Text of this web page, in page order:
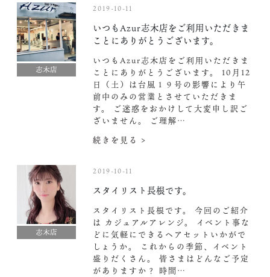
志木店
2019-10-11
いつもAzur志木店をご利用いただきま
ことにありがとうございます。
いつもAzur志木店をご利用いただきま
ことにありがとうございます。 10月12
日（土）は台風１９号の影響により午
前中のみの営業とさせていただきま
す。 ご迷惑をおかけして大変申し訳ご
ざいません。 ご理解…
続きを見る >
志木店
2019-10-11
スタイリスト長根です。
スタイリスト長根です。 今回のご紹介
は カジュアルアレンジ。 イベント事な
どに気軽にできるヘアセットいかがで
しょうか。 これからの季節、イベント
盛りだくさん。 皆さまはどんなご予定
がありますか？ 時間…